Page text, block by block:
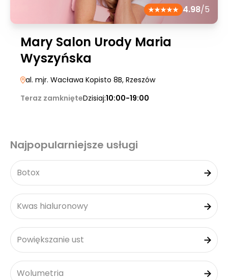
4.98/5
Mary Salon Urody Maria
Wyszyńska
al. mjr. Wacława Kopisto 8B, Rzeszów
Teraz zamknięteDzisiaj:10:00-19:00
Najpopularniejsze usługi
Botox
Kwas hialuronowy
Powiększanie ust
Wolumetria